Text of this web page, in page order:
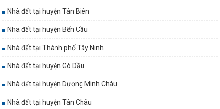
Nhà đất tại huyện Tân Biên
Nhà đất tại huyện Bến Cầu
Nhà đất tại Thành phố Tây Ninh
Nhà đất tại huyện Gò Dầu
Nhà đất tại huyện Dương Minh Châu
Nhà đất tại huyện Tân Châu